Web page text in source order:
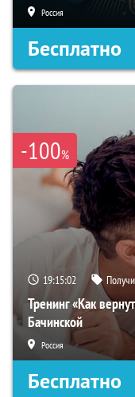
Россия
Бесплатно
-100%
19:15:01
Тренинг «Как
Бачинской
Россия
Бесплатно